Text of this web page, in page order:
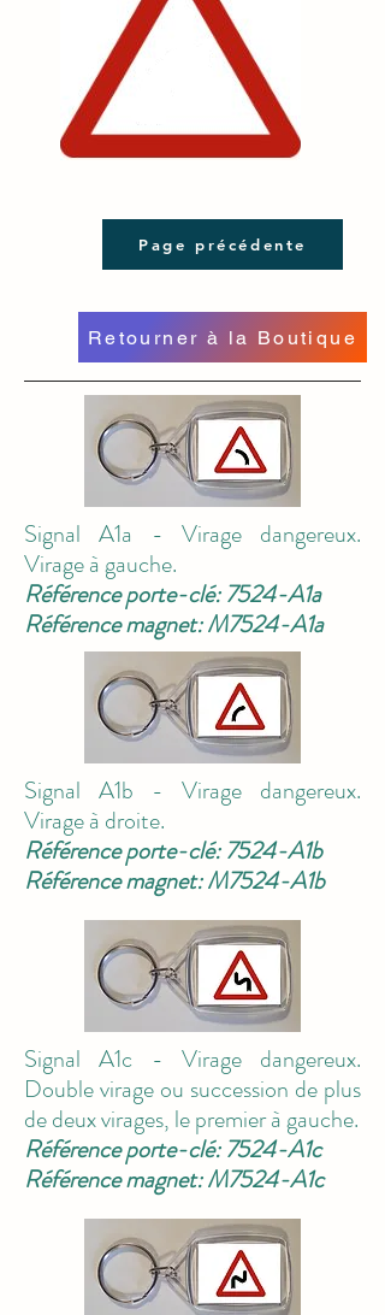
Page précédente
Retourner à la Boutique
Signal A1a - Virage dangereux.
Virage à gauche.
Référence porte-clé: 7524-A1a
Référence magnet: M7524-A1a
Signal A1b - Virage dangereux.
Virage à droite.
Référence porte-clé: 7524-A1b
Référence magnet: M7524-A1b
Signal A1c - Virage dangereux.
Double virage ou succession de plus
de deux virages, le premier à gauche.
Référence porte-clé: 7524-A1c
Référence magnet: M7524-A1c